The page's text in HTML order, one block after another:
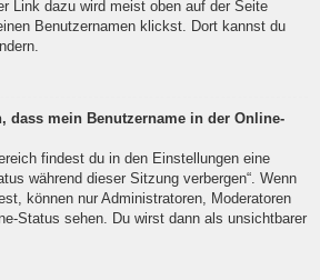
Link dazu wird meist oben auf der Seite
Benutzernamen klickst. Dort kannst du
dass mein Benutzername in der Online-
findest du in den Einstellungen eine
während dieser Sitzung verbergen“. Wenn
können nur Administratoren, Moderatoren
Status sehen. Du wirst dann als unsichtbarer